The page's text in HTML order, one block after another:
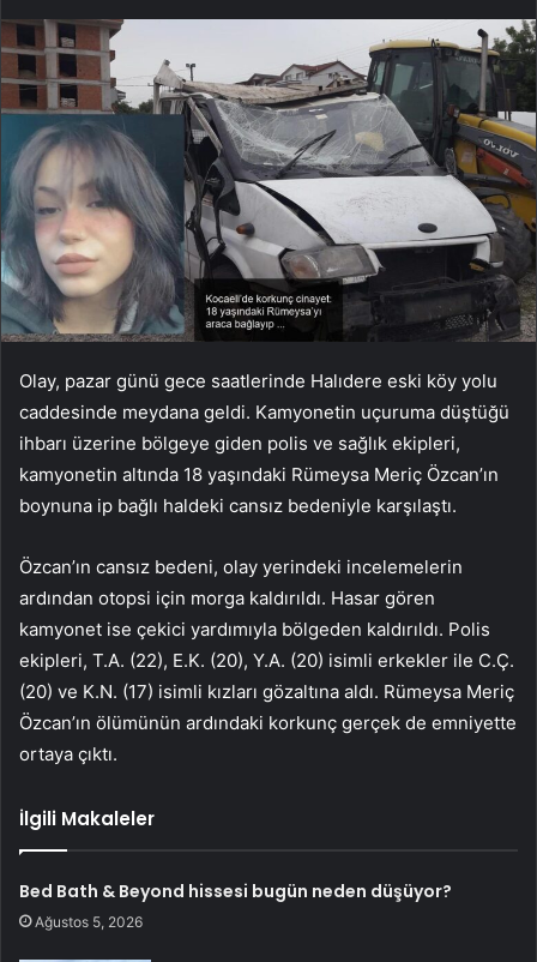
Olay, pazar günü gece saatlerinde Halıdere eski köy yolu
caddesinde meydana geldi. Kamyonetin uçuruma düştüğü
ihbarı üzerine bölgeye giden polis ve sağlık ekipleri,
kamyonetin altında 18 yaşındaki Rümeysa Meriç Özcan’ın
boynuna ip bağlı haldeki cansız bedeniyle karşılaştı.
Özcan’ın cansız bedeni, olay yerindeki incelemelerin
ardından otopsi için morga kaldırıldı. Hasar gören
kamyonet ise çekici yardımıyla bölgeden kaldırıldı. Polis
ekipleri, T.A. (22), E.K. (20), Y.A. (20) isimli erkekler ile C.Ç.
(20) ve K.N. (17) isimli kızları gözaltına aldı. Rümeysa Meriç
Özcan’ın ölümünün ardındaki korkunç gerçek de emniyette
ortaya çıktı.
İlgili Makaleler
Bed Bath & Beyond hissesi bugün neden düşüyor?
Ağustos 5, 2026